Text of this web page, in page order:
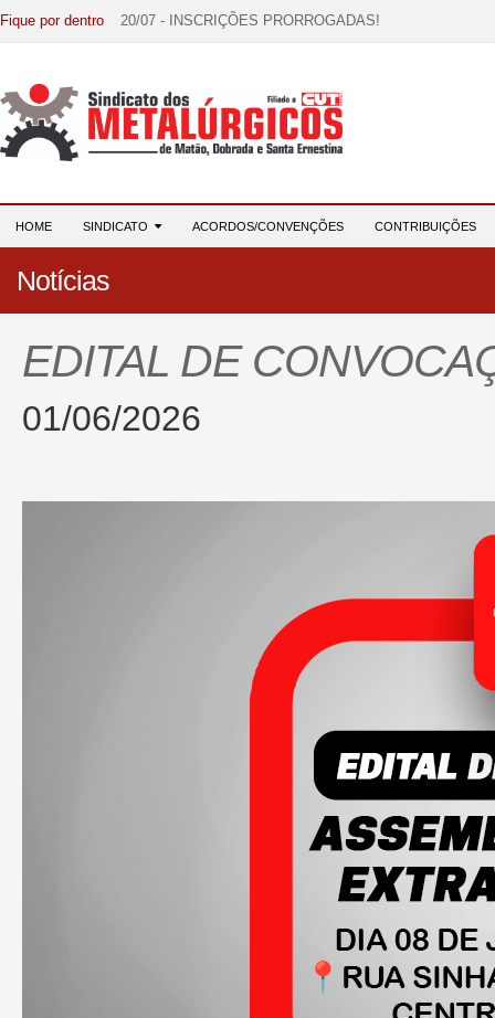
Fique por dentro 20/07 - INSCRIÇÕES PRORROGADAS!
07/07 - Increva-se! Link na descrição!
03/08 - DATA-BASE 2026: HORA DE UNIÃO E
HOME SINDICATO ACORDOS/CONVENÇÕES CONTRIBUIÇÕES
Notícias
EDITAL DE
01/06/2026